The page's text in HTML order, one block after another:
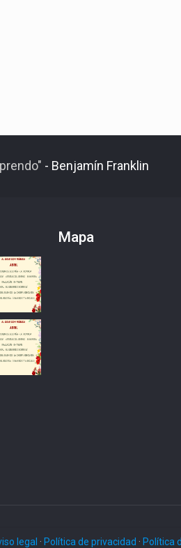
- Benjamín Franklin
Mapa
legal · Política de privacidad · Política